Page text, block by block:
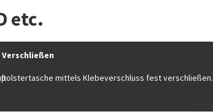
etc.
Verschließen
mittels Klebeverschluss fest verschließen.